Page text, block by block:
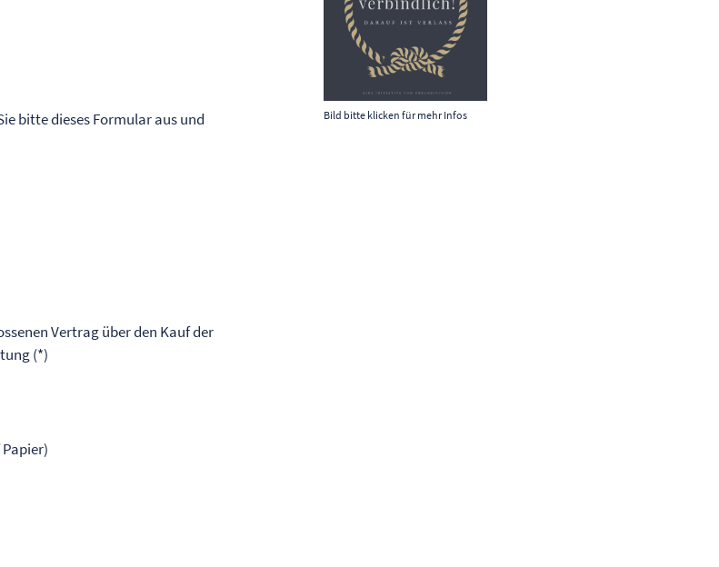
bitte dieses Formular aus und
Vertrag über den Kauf der
(*)
Bild bitte klicken für mehr Infos